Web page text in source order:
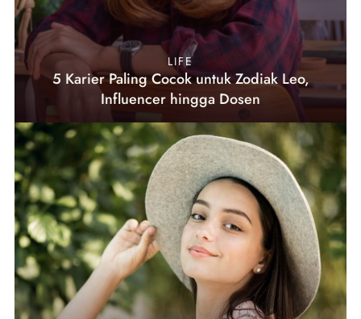
LIFE
5 Karier Paling Cocok untuk Zodiak Leo,
Influencer hingga Dosen